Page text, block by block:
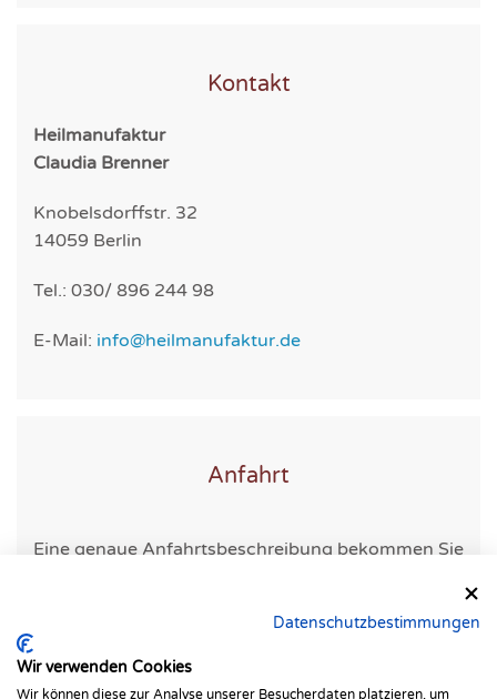
Kontakt
Heilmanufaktur
Claudia Brenner
Knobelsdorffstr. 32
14059 Berlin
Tel.: 030/ 896 244 98
E-Mail: info@heilmanufaktur.de
Anfahrt
Eine genaue Anfahrtsbeschreibung bekommen Sie
Datenschutzbestimmungen
Wir verwenden Cookies
Wir können diese zur Analyse unserer Besucherdaten platzieren, um